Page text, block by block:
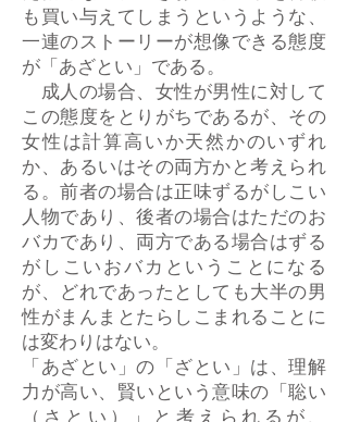
も買い与えてしまうというような、
一連のストーリーが想像できる態度
が「あざとい」である。
成人の場合、女性が男性に対して
この態度をとりがちであるが、その
女性は計算高いか天然かのいずれ
か、あるいはその両方かと考えられ
る。前者の場合は正味ずるがしこい
人物であり、後者の場合はただのお
バカであり、両方である場合はずる
がしこいおバカということになる
が、どれであったとしても大半の男
性がまんまとたらしこまれることに
は変わりはない。
「あざとい」の「ざとい」は、理解
力が高い、賢いという意味の「聡い